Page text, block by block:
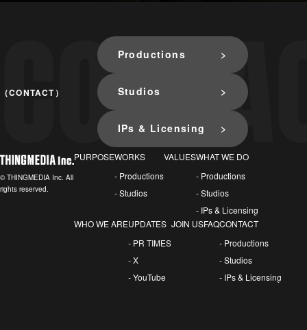
（CONTACT）
Productions
Studios
IPs & Licensing
© THINGMEDIA Inc. All
rights reserved.
PURPOSEWORKS
- Productions
- Studios
VALUESWHAT WE DO
- Productions
- Studios
- IPs & Licensing
WHO WE AREUPDATES
- PR TIMES
- X
- YouTube
JOIN USFAQCONTACT
- Productions
- Studios
- IPs & Licensing